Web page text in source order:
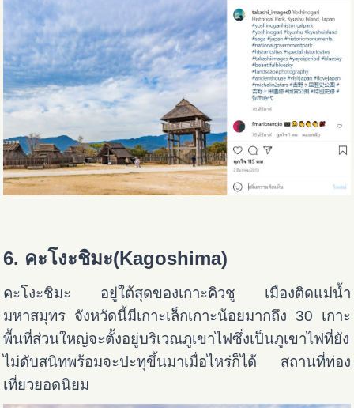
6. คะโงะชิมะ(Kagoshima)
คะโงะชิมะ อยู่ใต้สุดของเกาะคิวชู เมืองติดแม่น้ำ
มหาสมุทร จังหวัดนี้มีเกาะเล็กเกาะน้อยมากถึง 30 เกาะ
พื้นที่ส่วนใหญ่จะตั้งอยู่บริเวณภูเขาไฟซึ่งเป็นภูเขาไฟที่ยัง
ไม่ดับสนิทพร้อมจะปะทุขึ้นมาเมื่อไหร่ก็ได้ สถานที่ท่อง
เที่ยวยอดนิยม